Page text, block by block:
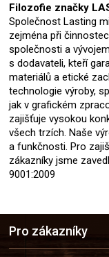
Filozofie značky
Společnost Lasting
zejména při
společnosti a
s dodavateli, kteří
materiálů a etické
technologie výroby,
jak v grafickém
zajišťuje vysokou
všech trzích. Naše
a funkčnosti. Pro
zákazníky jsme
9001:2009
Pro zákazníky